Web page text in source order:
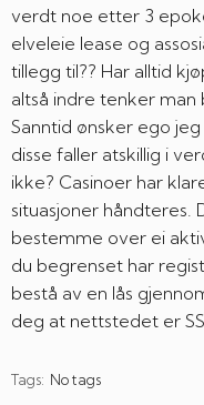
verdt noe etter 3
elveleie lease og
tillegg til?? Har alltid
altså indre tenker man
Sanntid ønsker ego
disse faller atskillig i
ikke? Casinoer har
situasjoner håndteres.
bestemme over ei
du begrenset har
bestå av en lås
deg at nettstedet er
Tags: No tags